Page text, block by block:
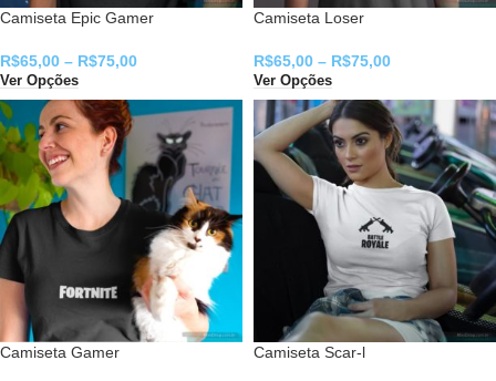
Camiseta Epic Gamer
R$65,00 – R$75,00
Ver Opções
Camiseta Loser
R$65,00 – R$75,00
Ver Opções
Camiseta Gamer Camiseta Scar-l